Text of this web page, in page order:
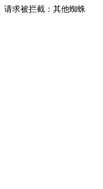
请求被拦截：其他蜘蛛